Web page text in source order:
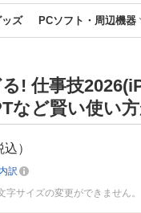
ッズ PCソフト・周辺機器
! 仕事技
など賢い使い
込）
内訳
サイズの変更ができません。